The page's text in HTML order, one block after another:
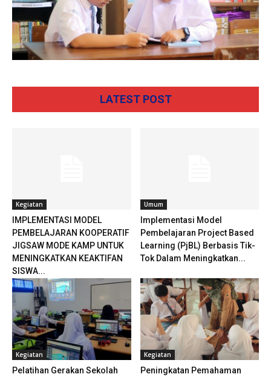
LATEST POST
Kegiatan
IMPLEMENTASI MODEL
PEMBELAJARAN KOOPERATIF
JIGSAW MODE KAMP UNTUK
MENINGKATKAN KEAKTIFAN
SISWA...
Umum
Implementasi Model
Pembelajaran Project Based
Learning (PjBL) Berbasis Tik-
Tok Dalam Meningkatkan...
Kegiatan
Pelatihan Gerakan Sekolah
Kegiatan
Peningkatan Pemahaman